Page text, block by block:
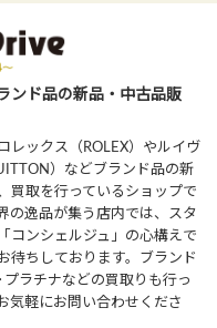
ンド品の新品・中古品販
レックス（ROLEX）やルイヴ
）などブランド品の新
買取を行っているショップで
の逸品が集う店内では、スタ
コンシェルジュ」の心構えで
待ちしております。ブランド
ラチナなどの買取りも行っ
気軽にお問い合わせくださ